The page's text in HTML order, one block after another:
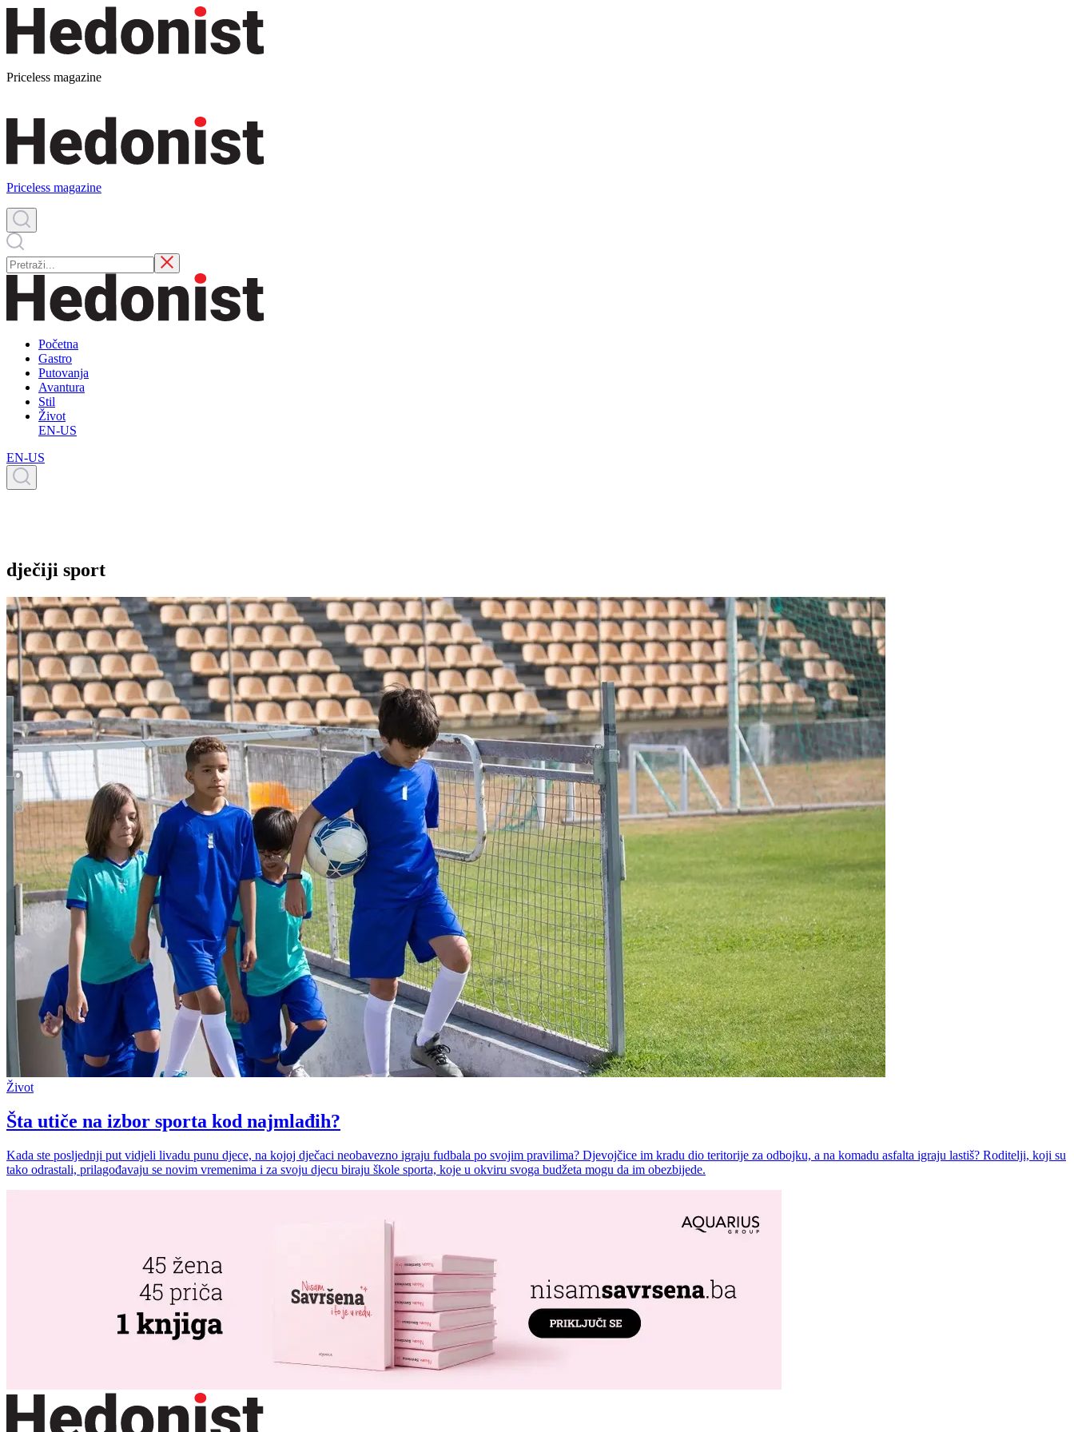
Priceless magazine
Priceless magazine
Početna
Gastro
Putovanja
Avantura
Stil
Život
EN-US
EN-US
dječiji sport
Život
Šta utiče na izbor sporta kod najmlađih?
Kada ste posljednji put vidjeli livadu punu djece, na kojoj dječaci neobavezno igraju fudbala po svojim pravilima? Djevojčice im kradu dio teritorije za odbojku, a na komadu asfalta igraju lastiš? Roditelji, koji su
tako odrastali, prilagođavaju se novim vremenima i za svoju djecu biraju škole sporta, koje u okviru svoga budžeta mogu da im obezbijede.